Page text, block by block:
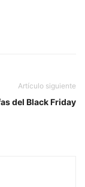
Artículo siguiente
del Black Friday